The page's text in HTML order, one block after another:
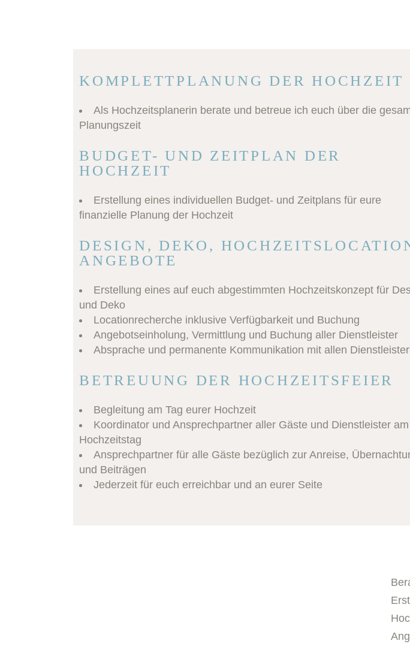
KOMPLETTPLANUNG DER HOCHZEIT
Als Hochzeitsplanerin berate und betreue ich euch über die
Planungszeit
BUDGET- UND ZEITPLAN DER
HOCHZEIT
Erstellung eines individuellen Budget- und Zeitplans für eure
finanzielle Planung der Hochzeit
DESIGN, DEKO,
ANGEBOTE
Erstellung eines auf euch abgestimmten Hochzeitskonzept für
und Deko
Locationrecherche inklusive Verfügbarkeit und Buchung
Angebotseinholung, Vermittlung und Buchung aller Dienstleister
Absprache und permanente Kommunikation mit allen
BETREUUNG DER HOCHZEITSFEIER
Begleitung am Tag eurer Hochzeit
Koordinator und Ansprechpartner aller Gäste und Dienstleister am
Hochzeitstag
Ansprechpartner für alle Gäste bezüglich zur Anreise,
und Beiträgen
Jederzeit für euch erreichbar und an eurer Seite